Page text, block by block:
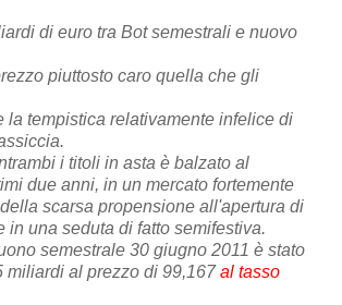
di euro tra Bot semestrali e nuovo
piuttosto caro quella che gli
la tempistica relativamente infelice di
i titoli in asta è balzato al
due anni, in un mercato fortemente
scarsa propensione all'apertura di
in una seduta di fatto semifestiva.
semestrale 30 giugno 2011 è stato
miliardi al prezzo di 99,167al tasso